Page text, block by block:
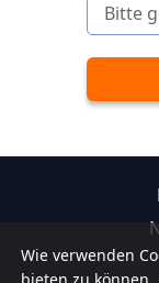
Wie verwenden